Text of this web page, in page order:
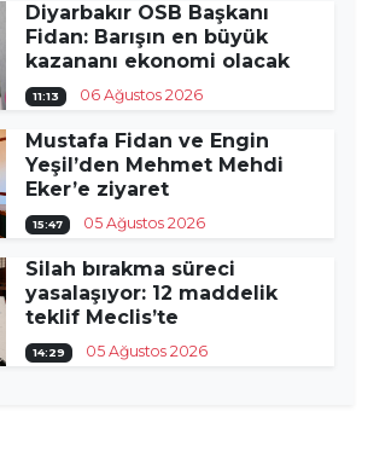
Diyarbakır OSB Başkanı
Fidan: Barışın en büyük
kazananı ekonomi olacak
11:13 06 Ağustos 2026
Mustafa Fidan ve Engin
Yeşil’den Mehmet Mehdi
Eker’e ziyaret
15:47 05 Ağustos 2026
Silah bırakma süreci
yasalaşıyor: 12 maddelik
teklif Meclis’te
14:29 05 Ağustos 2026